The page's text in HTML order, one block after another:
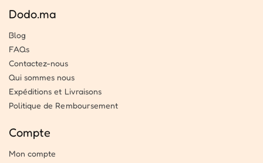
Dodo.ma
Blog
FAQs
Contactez-nous
Qui sommes nous
Expéditions et Livraisons
Politique de Remboursement
Compte
Mon compte